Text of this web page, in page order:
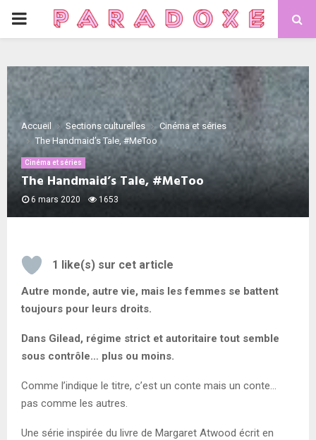
PRIMARY
Accueil Sections culturelles
Cinéma et séries
The Handmaid’s Tale, #MeToo
Cinéma et séries
The Handmaid’s Tale, #MeToo
6 mars 2020 1653
1 like(s) sur cet article
Autre monde, autre vie, mais les femmes se battent
toujours pour leurs droits.
Dans Gilead, régime strict et autoritaire tout semble
sous contrôle… plus ou moins.
Comme l’indique le titre, c’est un conte mais un conte…
pas comme les autres.
Une série inspirée du livre de Margaret Atwood écrit en